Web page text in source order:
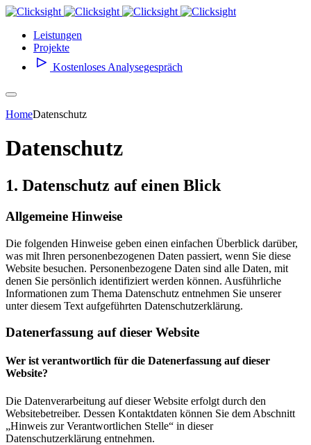
Leistungen
Projekte
Kostenloses Analysegespräch
HomeDatenschutz
Datenschutz
1. Datenschutz auf einen Blick
Allgemeine Hinweise
Die folgenden Hinweise geben einen einfachen Überblick darüber,
was mit Ihren personenbezogenen Daten passiert, wenn Sie diese
Website besuchen. Personenbezogene Daten sind alle Daten, mit
denen Sie persönlich identifiziert werden können. Ausführliche
Informationen zum Thema Datenschutz entnehmen Sie unserer
unter diesem Text aufgeführten Datenschutzerklärung.
Datenerfassung auf dieser Website
Wer ist verantwortlich für die Datenerfassung auf dieser
Website?
Die Datenverarbeitung auf dieser Website erfolgt durch den
Websitebetreiber. Dessen Kontaktdaten können Sie dem Abschnitt
„Hinweis zur Verantwortlichen Stelle“ in dieser
Datenschutzerklärung entnehmen.